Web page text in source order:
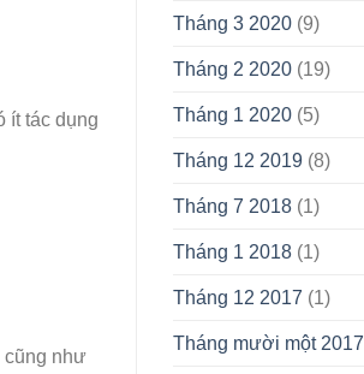
ít tác dụng
cũng như
Tháng 3 2020(9)
Tháng 2 2020(19)
Tháng 1 2020(5)
Tháng 12 2019(8)
Tháng 7 2018(1)
Tháng 1 2018(1)
Tháng 12 2017 (1)
Tháng mười một 2017